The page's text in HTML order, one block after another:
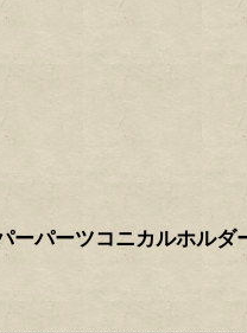
ーパーツコニカルホルダ